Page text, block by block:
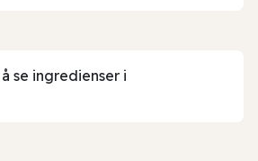
se ingredienser i